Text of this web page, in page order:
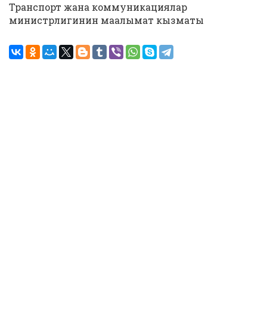
Транспорт жана коммуникациялар
министрлигинин маалымат кызматы